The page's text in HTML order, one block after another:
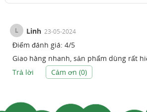
L Linh 23-05-2024
Điểm đánh giá: 4/5
Giao hàng nhanh, sản phẩm dùng rất
Trả lời
Cảm ơn (0)